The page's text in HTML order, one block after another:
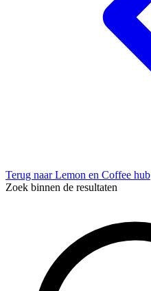
Terug naar Lemon en Coffee hub
Zoek binnen de resultaten